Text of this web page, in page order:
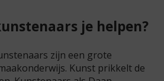
je helpen?
zijn een grote
Kunst prikkelt de